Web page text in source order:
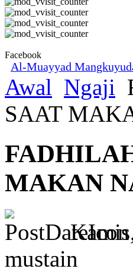
Facebook
Al-Muayyad
Awal Ngaji
SAAT
MAKAN
mustain